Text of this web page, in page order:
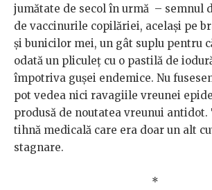
jumătate de secol în urmă – semnul
de vaccinurile copilăriei, același pe
și bunicilor mei, un gât suplu pentru
odată un pliculeț cu o pastilă de
împotriva gușei endemice. Nu
pot vedea nici ravagiile vreunei
produsă de noutatea vreunui
tihnă medicală care era doar un alt
stagnare.
*